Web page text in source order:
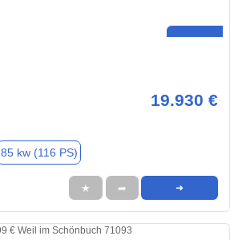
19.930 €
85 kw (116 PS)
★ ➦ ➜